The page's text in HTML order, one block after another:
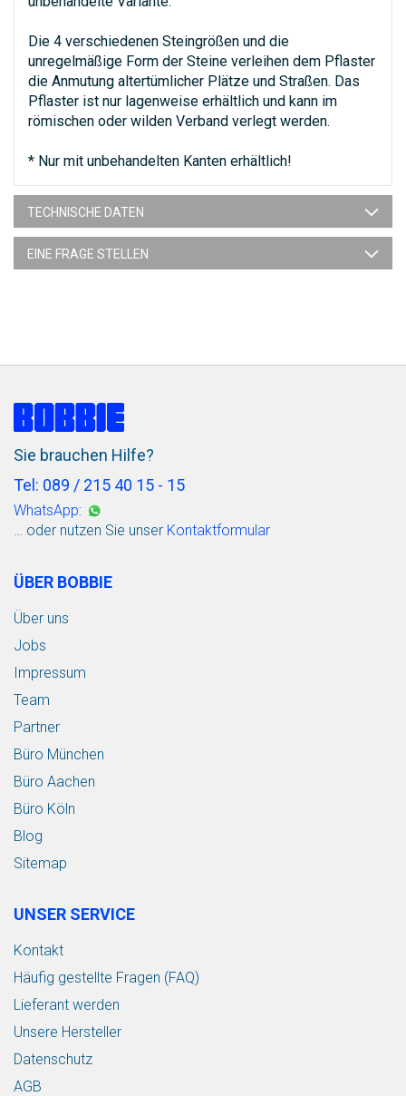
Die 4 verschiedenen Steingrößen und die
unregelmäßige Form der Steine verleihen dem Pflaster
die Anmutung altertümlicher Plätze und Straßen. Das
Pflaster ist nur lagenweise erhältlich und kann im
römischen oder wilden Verband verlegt werden.
* Nur mit unbehandelten Kanten erhältlich!
TECHNISCHE DATEN
EINE FRAGE STELLEN
Sie brauchen Hilfe?
Tel: 089 / 215 40 15 - 15
WhatsApp:
… oder nutzen Sie unser Kontaktformular
ÜBER BOBBIE
Über uns
Jobs
Impressum
Team
Partner
Büro München
Büro Aachen
Büro Köln
Blog
Sitemap
UNSER SERVICE
Kontakt
Häufig gestellte Fragen (FAQ)
Lieferant werden
Unsere Hersteller
Datenschutz
AGB